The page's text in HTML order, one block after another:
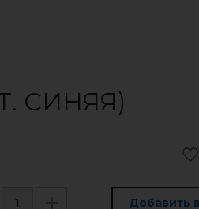
СИНЯЯ)
Добавить